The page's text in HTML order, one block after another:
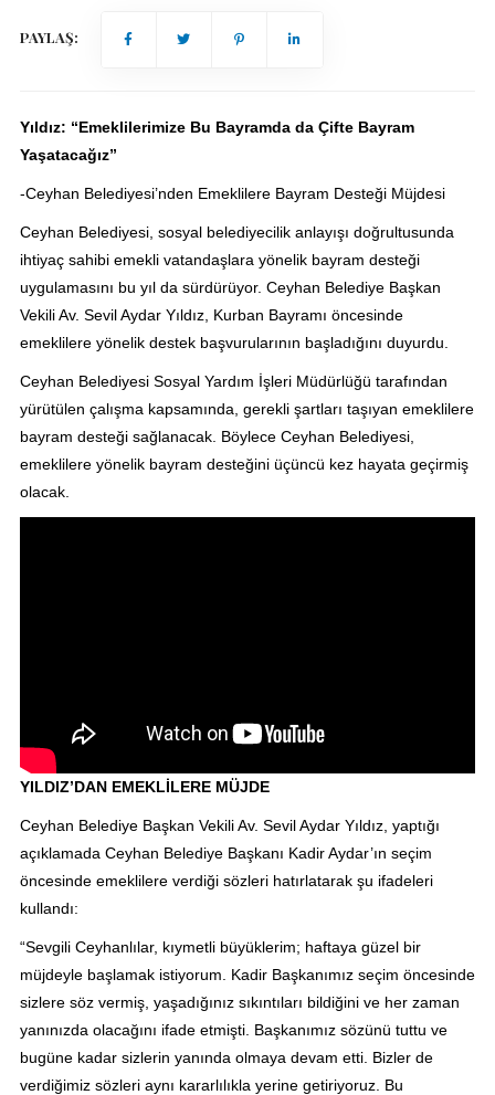
PAYLAŞ:
Yıldız: “Emeklilerimize Bu Bayramda da Çifte Bayram
Yaşatacağız”
-Ceyhan Belediyesi’nden Emeklilere Bayram Desteği Müjdesi
Ceyhan Belediyesi, sosyal belediyecilik anlayışı doğrultusunda
ihtiyaç sahibi emekli vatandaşlara yönelik bayram desteği
uygulamasını bu yıl da sürdürüyor. Ceyhan Belediye Başkan
Vekili Av. Sevil Aydar Yıldız, Kurban Bayramı öncesinde
emeklilere yönelik destek başvurularının başladığını duyurdu.
Ceyhan Belediyesi Sosyal Yardım İşleri Müdürlüğü tarafından
yürütülen çalışma kapsamında, gerekli şartları taşıyan emeklilere
bayram desteği sağlanacak. Böylece Ceyhan Belediyesi,
emeklilere yönelik bayram desteğini üçüncü kez hayata geçirmiş
olacak.
YILDIZ’DAN EMEKLİLERE MÜJDE
Ceyhan Belediye Başkan Vekili Av. Sevil Aydar Yıldız, yaptığı
açıklamada Ceyhan Belediye Başkanı Kadir Aydar’ın seçim
öncesinde emeklilere verdiği sözleri hatırlatarak şu ifadeleri
kullandı:
“Sevgili Ceyhanlılar, kıymetli büyüklerim; haftaya güzel bir
müjdeyle başlamak istiyorum. Kadir Başkanımız seçim öncesinde
sizlere söz vermiş, yaşadığınız sıkıntıları bildiğini ve her zaman
yanınızda olacağını ifade etmişti. Başkanımız sözünü tuttu ve
bugüne kadar sizlerin yanında olmaya devam etti. Bizler de
verdiğimiz sözleri aynı kararlılıkla yerine getiriyoruz. Bu